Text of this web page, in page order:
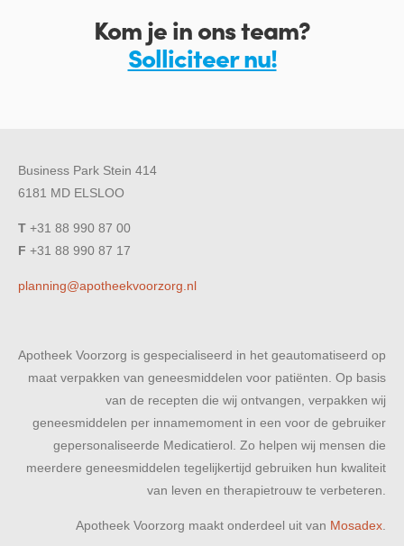
Kom je in ons team?
Solliciteer nu!
Business Park Stein 414
6181 MD ELSLOO
T +31 88 990 87 00
F +31 88 990 87 17
planning@apotheekvoorzorg.nl
Apotheek Voorzorg is gespecialiseerd in het geautomatiseerd op
maat verpakken van geneesmiddelen voor patiënten. Op basis
van de recepten die wij ontvangen, verpakken wij
geneesmiddelen per innamemoment in een voor de gebruiker
gepersonaliseerde Medicatierol. Zo helpen wij mensen die
meerdere geneesmiddelen tegelijkertijd gebruiken hun kwaliteit
van leven en therapietrouw te verbeteren.
Apotheek Voorzorg maakt onderdeel uit van Mosadex